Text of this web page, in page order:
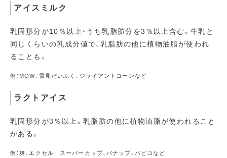
アイスミルク
乳固形分が10％以上・うち乳脂肪分を3％以上含む。牛乳と
同じくらいの乳成分値で、乳脂肪の他に植物油脂が使われ
ることも。
例：MOW、雪見だいふく、ジャイアントコーンなど
ラクトアイス
乳固形分が3％以上。乳脂肪の他に植物油脂が使われること
がある。
例：爽、エクセル スーパーカップ、パナップ、パピコなど